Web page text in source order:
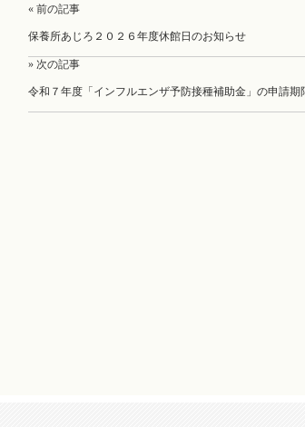
« 前の記事
保養所あじろ２０２６年度休館日のお知らせ
» 次の記事
令和７年度「インフルエンザ予防接種補助金」の申請期